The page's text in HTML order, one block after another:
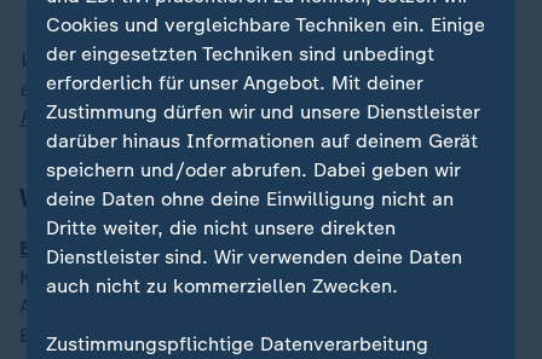
Weitere News-Updates zur Lage und zu Reaktionen
erhalten Sie jederzeit auch in unseremLiveblog zu
Russlands Angriff auf die Ukraine.
Was heute noch wichtig ist
Bundesverfassungsgericht urteilt zu AfD-Klagen:
Kandidaten der
AfD
waren bei den Wahlen in den
Ausschüssen für Inneres, Gesundheit und
Entwicklungszusammenarbeit im Bundestag
Cookies und vergleichbare Techniken ein. Einige
der eingesetzten Techniken sind unbedingt
erforderlich für unser Angebot. Mit deiner
Zustimmung dürfen wir und unsere Dienstleister
darüber hinaus Informationen auf deinem Gerät
speichern und/oder abrufen. Dabei geben wir
deine Daten ohne deine Einwilligung nicht an
Dritte weiter, die nicht unsere direkten
Dienstleister sind. Wir verwenden deine Daten
auch nicht zu kommerziellen Zwecken.
Zustimmungspflichtige Datenverarbeitung